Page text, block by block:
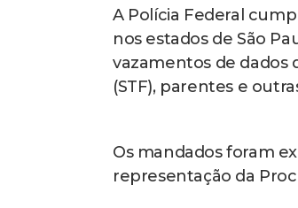
A Polícia Federal
nos estados de São
vazamentos de dados
(STF), parentes e
Os mandados foram
representação da